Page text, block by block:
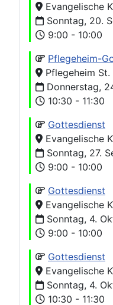
Evangelische
Sonntag, 20.
9:00 - 10:00
Pflegeheim-
Pflegeheim
Donnerstag,
10:30 - 11:30
Gottesdienst
Evangelische
Sonntag, 27.
9:00 - 10:00
Gottesdienst
Evangelische
Sonntag, 4.
9:00 - 10:00
Gottesdienst
Evangelische
Sonntag, 4.
10:30 - 11:30